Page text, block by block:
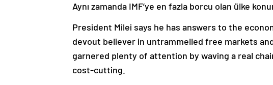
Aynı zamanda IMF’ye en fazla borcu olan ülke
President Milei says he has answers to the
devout believer in untrammelled free markets
garnered plenty of attention by waving a real
cost-cutting.